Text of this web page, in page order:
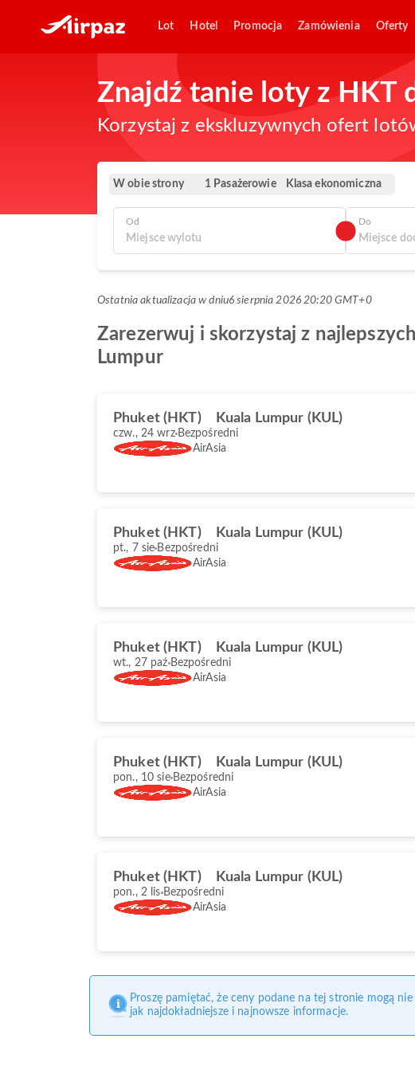
Lot Hotel Promocja Zamówienia Oferty
Znajdź tanie loty z HKT
Korzystaj z ekskluzywnych ofert
W obie strony 1 Pasażerowie Klasa ekonomiczna
Od Do
Ostatnia aktualizacja w dniu6 sierpnia 2026 20:20 GMT+0
Zarezerwuj i skorzystaj z
Lumpur
Phuket (HKT) Kuala Lumpur (KUL)
czw., 24 wrz Bezpośredni
AirAsia
Phuket (HKT) Kuala Lumpur (KUL)
pt., 7 sie Bezpośredni
AirAsia
Phuket (HKT) Kuala Lumpur (KUL)
wt., 27 paź Bezpośredni
AirAsia
Phuket (HKT) Kuala Lumpur (KUL)
pon., 10 sie Bezpośredni
AirAsia
Phuket (HKT) Kuala Lumpur (KUL)
pon., 2 lis Bezpośredni
AirAsia
Proszę pamiętać, że ceny podane na tej stronie mogą
jak najdokładniejsze i najnowsze informacje.